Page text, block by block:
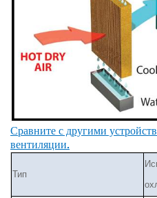
Сравните с другими
вентиляции.
Тип